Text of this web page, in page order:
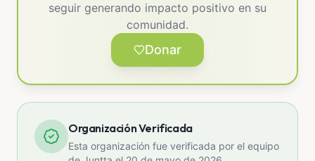
seguir generando impacto positivo en su
comunidad.
Donar
Organización Verificada
Esta organización fue verificada por el equipo